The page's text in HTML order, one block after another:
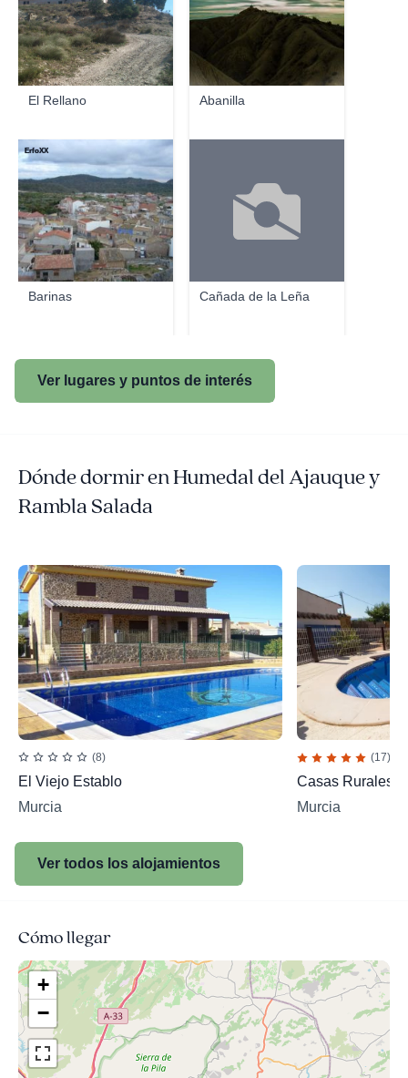
El Rellano Abanilla
Barinas
ErfoXX
Cañada de la Leña
Ver lugares y puntos de interés
Dónde dormir en Humedal del Ajauque y
Rambla Salada
(8)
El Viejo Establo
Murcia
(17)
Casas Rurales
Murcia
Ver todos los alojamientos
Cómo llegar
+
−